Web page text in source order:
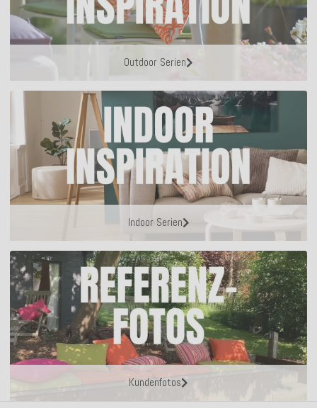
Outdoor Serien
Indoor Serien
Kundenfotos